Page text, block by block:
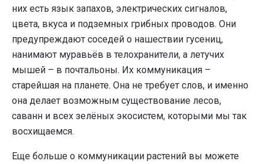
них есть язык запахов, электрических сигналов,
цвета, вкуса и подземных грибных проводов. Они
предупреждают соседей о нашествии гусениц,
нанимают муравьёв в телохранители, а летучих
мышей – в почтальоны. Их коммуникация –
старейшая на планете. Она не требует слов, и именно
она делает возможным существование лесов,
саванн и всех зелёных экосистем, которыми мы так
восхищаемся.
Еще больше о коммуникации растений вы можете